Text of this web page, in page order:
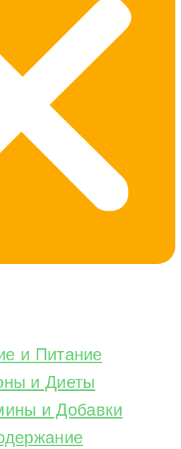
и Питание
и Диеты
и Добавки